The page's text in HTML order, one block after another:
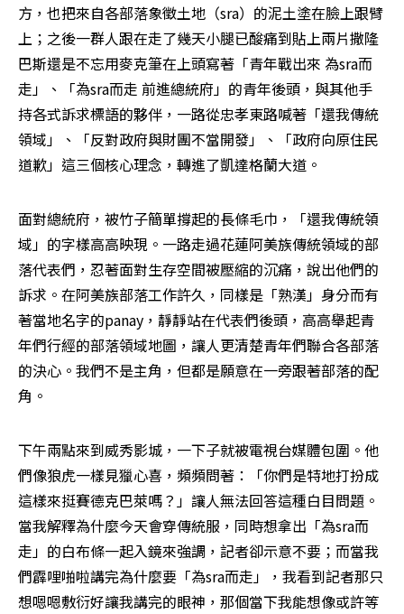
方，也把來自各部落象徵土地（sra）的泥土塗在臉上跟臂
上；之後一群人跟在走了幾天小腿已酸痛到貼上兩片撒隆
巴斯還是不忘用麥克筆在上頭寫著「青年戰出來 為sra而
走」、「為sra而走 前進總統府」的青年後頭，與其他手
持各式訴求標語的夥伴，一路從忠孝東路喊著「還我傳統
領域」、「反對政府與財團不當開發」、「政府向原住民
道歉」這三個核心理念，轉進了凱達格蘭大道。
面對總統府，被竹子簡單撐起的長條毛巾，「還我傳統領
域」的字樣高高映現。一路走過花蓮阿美族傳統領域的部
落代表們，忍著面對生存空間被壓縮的沉痛，說出他們的
訴求。在阿美族部落工作許久，同樣是「熟漢」身分而有
著當地名字的panay，靜靜站在代表們後頭，高高舉起青
年們行經的部落領域地圖，讓人更清楚青年們聯合各部落
的決心。我們不是主角，但都是願意在一旁跟著部落的配
角。
下午兩點來到威秀影城，一下子就被電視台媒體包圍。他
們像狼虎一樣見獵心喜，頻頻問著：「你們是特地打扮成
這樣來挺賽德克巴萊嗎？」讓人無法回答這種白目問題。
當我解釋為什麼今天會穿傳統服，同時想拿出「為sra而
走」的白布條一起入鏡來強調，記者卻示意不要；而當我
們霹哩啪啦講完為什麼要「為sra而走」，我看到記者那只
想嗯嗯敷衍好讓我講完的眼神，那個當下我能想像或許等